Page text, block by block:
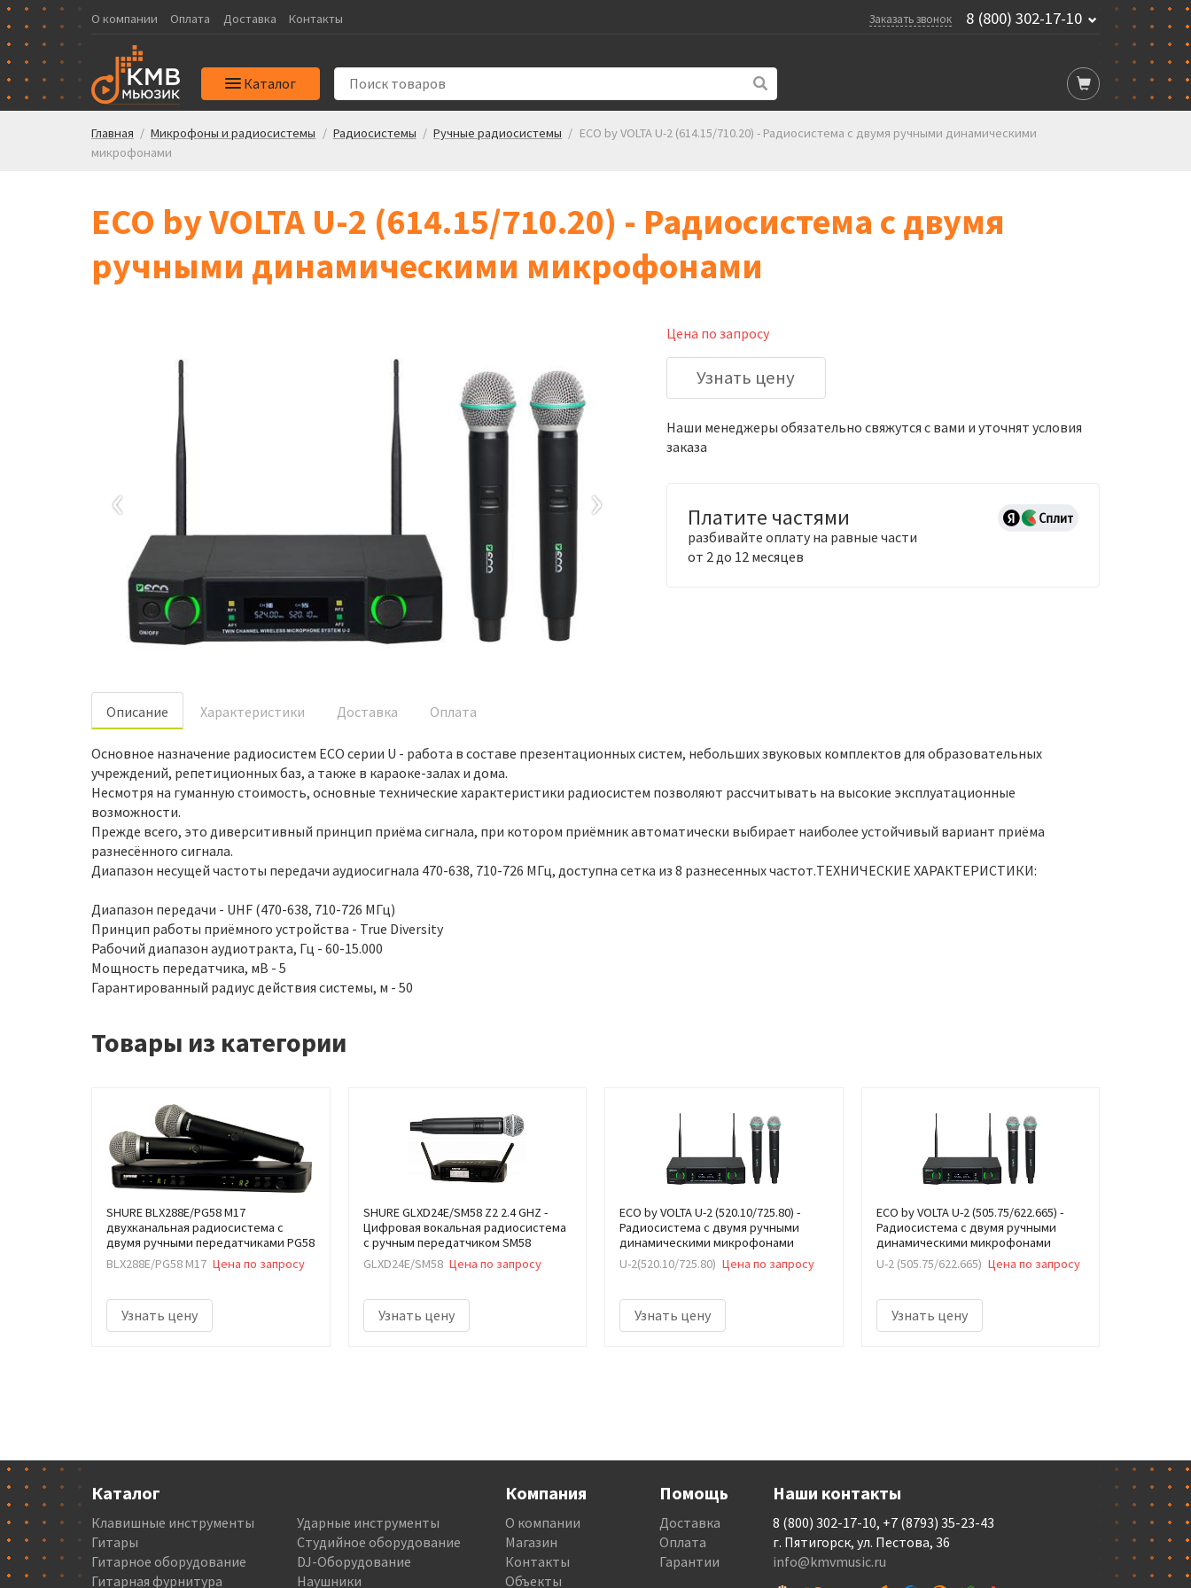
О компании Оплата Доставка Контакты Заказать звонок 8 (800) 302-17-10
Каталог
Главная / Микрофоны и радиосистемы / Радиосистемы / Ручные радиосистемы / ECO by VOLTA U-2 (614.15/710.20) - Радиосистема с двумя ручными динамическими
микрофонами
ECO by VOLTA U-2 (614.15/710.20) - Радиосистема с двумя
ручными динамическими микрофонами
‹ ›
Цена по запросу
Узнать цену
Наши менеджеры обязательно свяжутся с вами и уточнят условия
заказа
Платите частями
разбивайте оплату на равные части
от 2 до 12 месяцев
Oписание Характеристики Доставка Оплата
Основное назначение радиосистем ECO серии U - работа в составе презентационных систем, небольших звуковых комплектов для образовательных
учреждений, репетиционных баз, а также в караоке-залах и дома.
Несмотря на гуманную стоимость, основные технические характеристики радиосистем позволяют рассчитывать на высокие эксплуатационные
возможности.
Прежде всего, это диверситивный принцип приёма сигнала, при котором приёмник автоматически выбирает наиболее устойчивый вариант приёма
разнесённого сигнала.
Диапазон несущей частоты передачи аудиосигнала 470-638, 710-726 МГц, доступна сетка из 8 разнесенных частот.ТЕХНИЧЕСКИЕ ХАРАКТЕРИСТИКИ:
Диапазон передачи - UHF (470-638, 710-726 МГц)
Принцип работы приёмного устройства - True Diversity
Рабочий диапазон аудиотракта, Гц - 60-15.000
Мощность передатчика, мВ - 5
Гарантированный радиус действия системы, м - 50
Товары из категории
SHURE BLX288E/PG58 M17
двухканальная радиосистема с
двумя ручными передатчиками PG58
BLX288E/PG58 M17 Цена по запросу
Узнать цену
SHURE GLXD24E/SM58 Z2 2.4 GHZ -
Цифровая вокальная радиосистема
с ручным передатчиком SM58
GLXD24E/SM58 Цена по запросу
Узнать цену
ECO by VOLTA U-2 (520.10/725.80) -
Радиосистема с двумя ручными
динамическими микрофонами
U-2(520.10/725.80) Цена по запросу
Узнать цену
ECO by VOLTA U-2 (505.75/622.665) -
Радиосистема с двумя ручными
динамическими микрофонами
U-2 (505.75/622.665) Цена по запросу
Узнать цену
Каталог
Клавишные инструменты
Гитары
Гитарное оборудование
Гитарная фурнитура
Ударные инструменты
Студийное оборудование
DJ-Оборудование
Наушники
Компания
О компании
Магазин
Контакты
Объекты
Помощь
Доставка
Оплата
Гарантии
Наши контакты
8 (800) 302-17-10, +7 (8793) 35-23-43
г. Пятигорск, ул. Пестова, 36
info@kmvmusic.ru